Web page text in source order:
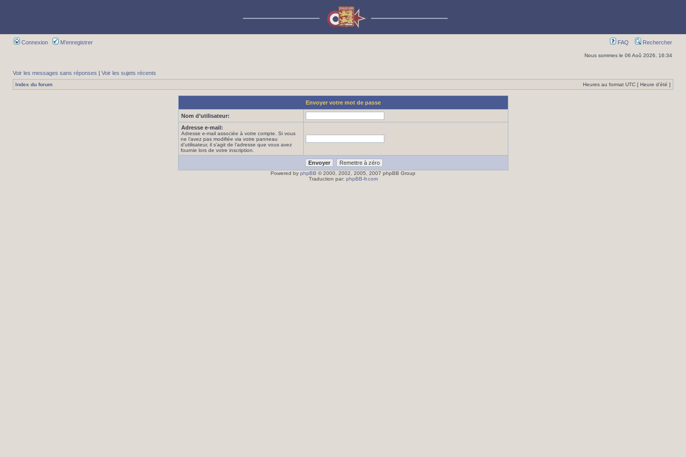
Connexion M’enregistrer FAQ Rechercher
Nous sommes le 06 Aoû 2026, 16:34
Voir les messages sans réponses | Voir les sujets récents
Index du forum Heures au format UTC [ Heure d’été ]
Envoyer votre mot de passe
Nom d’utilisateur:
Adresse e-mail:
Adresse e-mail associée à votre compte. Si vous
ne l’avez pas modifiée via votre panneau
d’utilisateur, il s’agit de l’adresse que vous avez
fournie lors de votre inscription.
Powered by phpBB © 2000, 2002, 2005, 2007 phpBB Group
Traduction par: phpBB-fr.com